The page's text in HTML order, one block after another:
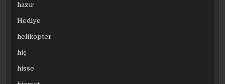
hazır
Hediye
helikopter
hiç
hisse